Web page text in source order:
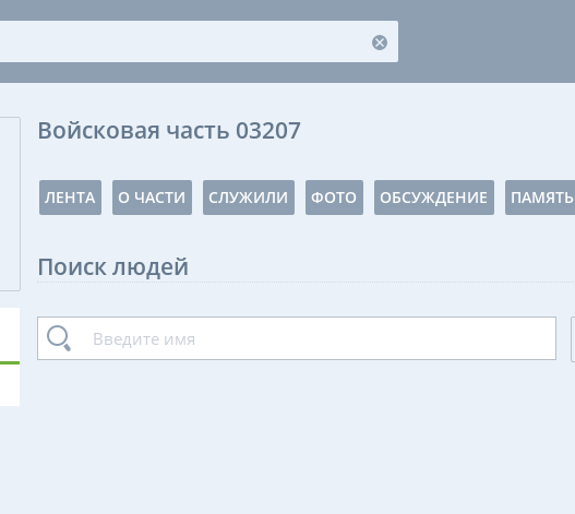
Войсковая часть 03207
ЛЕНТА О ЧАСТИ СЛУЖИЛИ ФОТО ОБСУЖДЕНИЕ ПАМЯТЬ
Поиск людей